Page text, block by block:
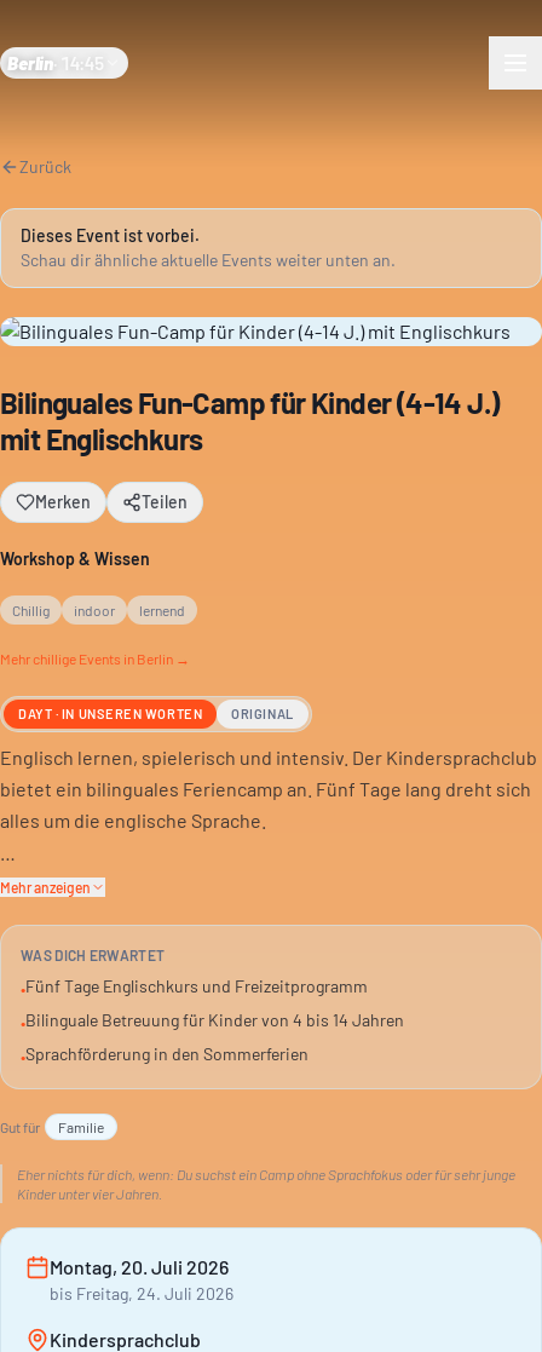
Berlin 14:45
Zurück
Dieses Event ist vorbei.
Schau dir ähnliche aktuelle Events weiter unten an.
Bilinguales Fun-Camp für Kinder (4-14 J.)
mit Englischkurs
Merken Teilen
Workshop & Wissen
Chillig indoor lernend
Mehr chillige Events in Berlin →
DAYT · IN UNSEREN WORTEN ORIGINAL
Englisch lernen, spielerisch und intensiv. Der Kindersprachclub
bietet ein bilinguales Feriencamp an. Fünf Tage lang dreht sich
alles um die englische Sprache.
Das Camp richtet sich an Kinder zwischen 4 und 14 Jahren.
Freizeitaktivitäten auf dem Programm. So wird das Gelernte
direkt angewendet.
gleichzeitig Sprachkenntnisse fördern will, findet hier ein
Zugang zu Englisch.
Mehr anzeigen
WAS DICH ERWARTET
•Fünf Tage Englischkurs und Freizeitprogramm
•Bilinguale Betreuung für Kinder von 4 bis 14 Jahren
•Sprachförderung in den Sommerferien
Gut für Familie
Eher nichts für dich, wenn: Du suchst ein Camp ohne Sprachfokus oder für sehr junge
Kinder unter vier Jahren.
Montag, 20. Juli 2026
bis Freitag, 24. Juli 2026
Kindersprachclub